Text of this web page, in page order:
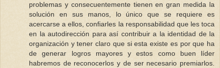
problemas y consecuentemente tienen en gran medida la
solución en sus manos, lo único que se requiere es
acercarse a ellos, confiarles la responsabilidad que les toca
en la autodirección para así contribuir a la identidad de la
organización y tener claro que si esta existe es por que ha
de generar logros mayores y estos como buen líder
habremos de reconocerlos y de ser necesario premiarlos.